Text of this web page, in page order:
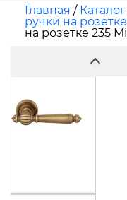
Главная / Каталог
ручки на розетке
на розетке 235